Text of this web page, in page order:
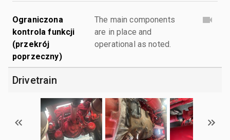
Ograniczona
kontrola funkcji
(przekrój
poprzeczny)
The main components
are in place and
operational as noted.
Drivetrain